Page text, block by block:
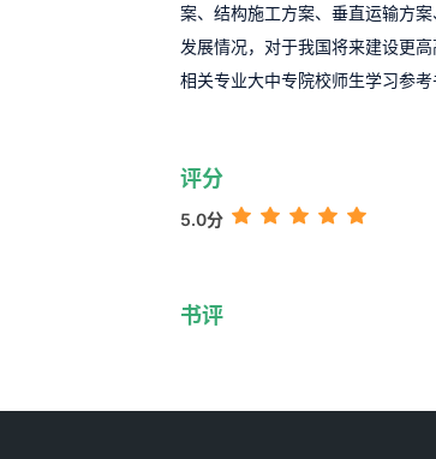
案、结构施工方案、垂直运输方
发展情况，对于我国将来建设更
相关专业大中专院校师生学习参
评分
5.0分
书评